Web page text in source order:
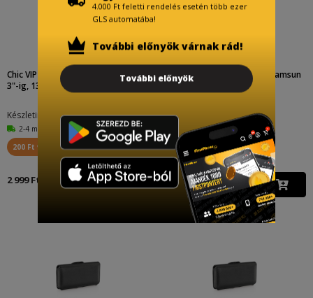
Chic VIP övtok univerzális méret 4.
3"-ig, 139 x 70...
Készletinfó:
2-4 munkanap
200 Ft visszajár
2 999 Ft
Apple iPhone 13 Pro Max / Samsun
g Galaxy S21 Ultra...
Készletinfó:
2-4 munkanap
300 Ft visszajár
4 999 Ft
4.000 Ft feletti rendelés esetén több ezer
GLS automatába!
További előnyök várnak rád!
További előnyök